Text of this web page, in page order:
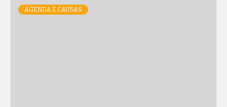
AGENDA E CAUSAS